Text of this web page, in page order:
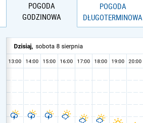
POGODA
GODZINOWA
POGODA
DŁUGOTERMINOWA